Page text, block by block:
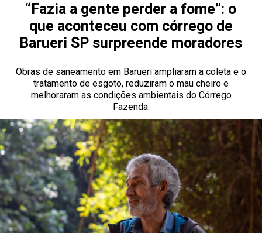
“Fazia a gente perder a fome”: o
que aconteceu com córrego de
Barueri SP surpreende moradores
Obras de saneamento em Barueri ampliaram a coleta e o
tratamento de esgoto, reduziram o mau cheiro e
melhoraram as condições ambientais do Córrego
Fazenda.